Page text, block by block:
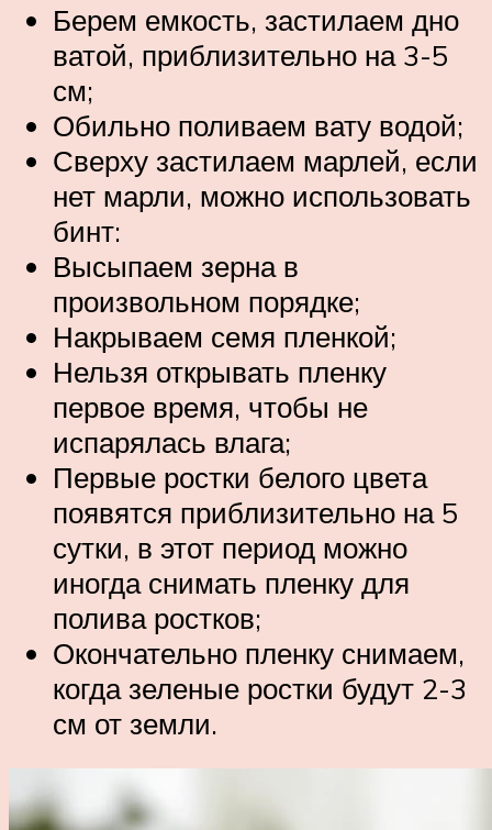
Берем емкость, застилаем дно
ватой, приблизительно на 3-5
см;
Обильно поливаем вату водой;
Сверху застилаем марлей, если
нет марли, можно использовать
бинт:
Высыпаем зерна в
произвольном порядке;
Накрываем семя пленкой;
Нельзя открывать пленку
первое время, чтобы не
испарялась влага;
Первые ростки белого цвета
появятся приблизительно на 5
сутки, в этот период можно
иногда снимать пленку для
полива ростков;
Окончательно пленку снимаем,
когда зеленые ростки будут 2-3
см от земли.